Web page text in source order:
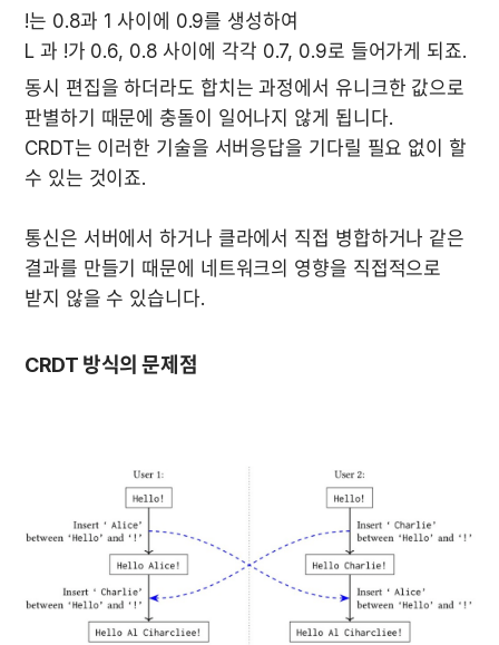
!는 0.8과 1 사이에 0.9를 생성하여
L 과 !가 0.6, 0.8 사이에 각각 0.7, 0.9로 들어가게 되죠.
동시 편집을 하더라도 합치는 과정에서 유니크한 값으로
판별하기 때문에 충돌이 일어나지 않게 됩니다.
CRDT는 이러한 기술을 서버응답을 기다릴 필요 없이 할
통신은 서버에서 하거나 클라에서 직접 병합하거나 같은
결과를 만들기 때문에 네트워크의 영향을 직접적으로
받지 않을 수 있습니다.
CRDT 방식의 문제점